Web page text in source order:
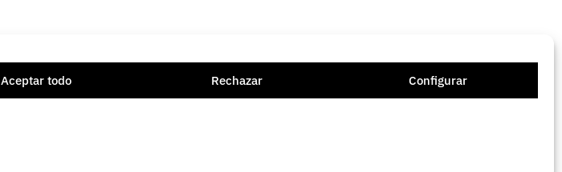
Aceptar todo Rechazar Configurar